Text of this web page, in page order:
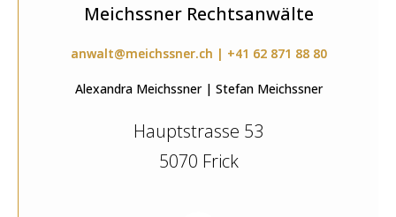
Meichssner Rechtsanwälte
anwalt@meichssner.ch | +41 62 871 88 80
Alexandra Meichssner | Stefan Meichssner
Hauptstrasse 53
5070 Frick